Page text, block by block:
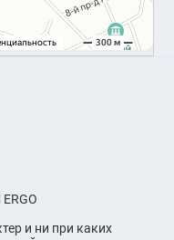
и ни при каких